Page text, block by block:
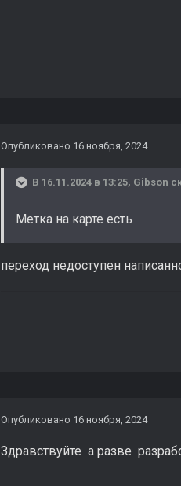
Опубликовано 16 ноября, 2024
В 16.11.2024 в 13:25, Gibson
Метка на карте есть
переход недоступен
Опубликовано 16 ноября, 2024
Здравствуйте а разве